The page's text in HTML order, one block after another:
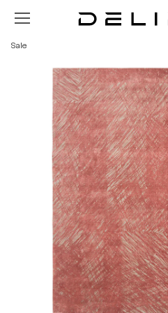
Zum Hauptinhalt springen
Sale
Bildergalerie überspringen